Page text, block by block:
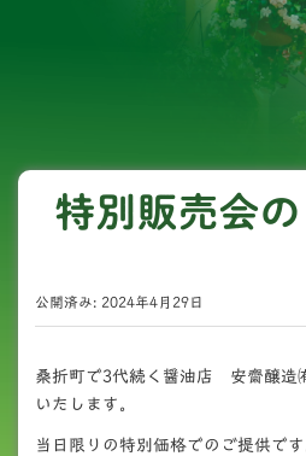
特別販売会
公開済み: 2024年4月29日
桑折町で3代続く醤油店 安齋醸造
いたします。
当日限りの特別価格でのご提供で